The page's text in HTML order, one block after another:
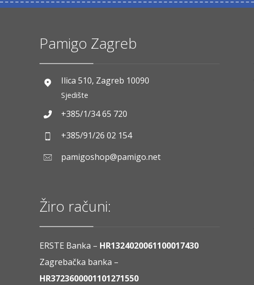
Pamigo Zagreb
Ilica 510, Zagreb 10090
Sjedište
+385/1/34 65 720
+385/91/26 02 154
pamigoshop@pamigo.net
Žiro računi:
ERSTE Banka – HR1324020061100017430
Zagrebačka banka –
HR3723600001101271550